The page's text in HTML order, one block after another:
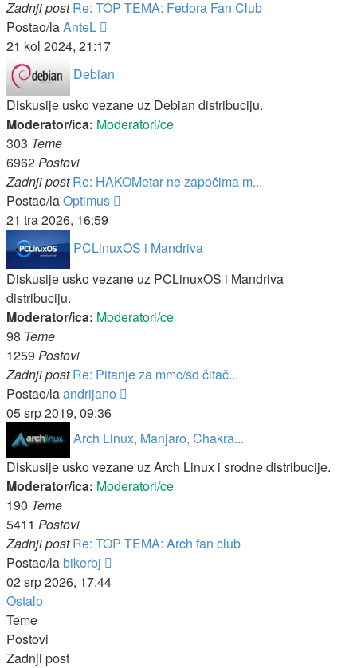
Zadnji post Re: TOP TEMA: Fedora Fan Club
Postao/laAnteL
post
21 kol 2024, 21:17
Debian
Diskusije usko vezane uz Debian distribuciju.
Moderator/ica: Moderatori/ce
303 Teme
6962Postovi
Zadnji post Re: HAKOMetar ne započima m...
Postao/laOptimus
21 tra 2026, 16:59
PCLinuxOS i Mandriva
Diskusije usko vezane uz PCLinuxOS i Mandriva
distribuciju.
Moderator/ica: Moderatori/ce
98 Teme
1259 Postovi
Zadnji post Re: Pitanje za mmc/sd čitač...
Postao/laandrijano
05 srp 2019, 09:36
Arch Linux, Manjaro, Chakra...
Diskusije usko vezane uz Arch Linux i srodne distribucije.
Moderator/ica: Moderatori/ce
190 Teme
5411 Postovi
Zadnji post Re: TOP TEMA: Arch fan club
Postao/labikerbj
02 srp 2026, 17:44
Ostalo
Teme
Postovi
Zadnji post